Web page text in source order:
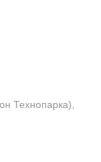
Технопарка),